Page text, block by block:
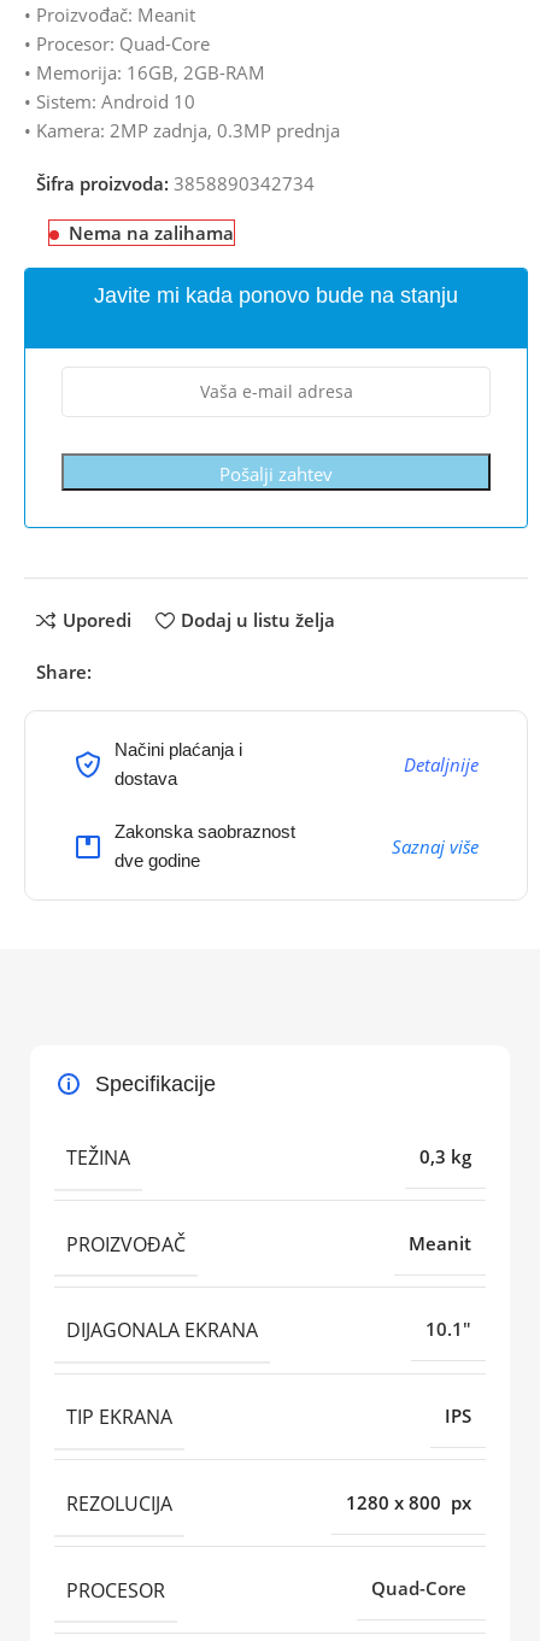
• Proizvođač: Meanit
• Procesor: Quad-Core
• Memorija: 16GB, 2GB-RAM
• Sistem: Android 10
• Kamera: 2MP zadnja, 0.3MP prednja
Šifra proizvoda:3858890342734
Nema na zalihama
Javite mi kada ponovo bude na stanju
Pošalji zahtev
Uporedi Dodaj u listu želja
Share:
Načini plaćanja i
dostava
Detaljnije
Zakonska saobraznost
dve godine
Saznaj više
Specifikacije
TEŽINA 0,3 kg
PROIZVOĐAČ Meanit
DIJAGONALA EKRANA 10.1"
TIP EKRANA IPS
REZOLUCIJA 1280 x 800 px
PROCESOR Quad-Core